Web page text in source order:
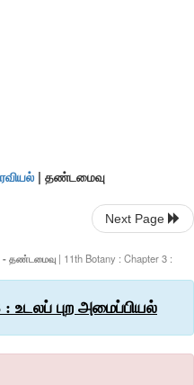
| தண்டமைவு
Next Page
- தண்டமைவு | 11th Botany : Chapter 3 :
உடலப் புற அமைப்பியல்